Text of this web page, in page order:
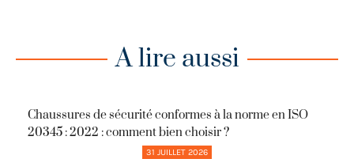
A lire aussi
Chaussures de sécurité conformes à la norme en ISO
20345 : 2022 : comment bien choisir ?
31 JUILLET 2026